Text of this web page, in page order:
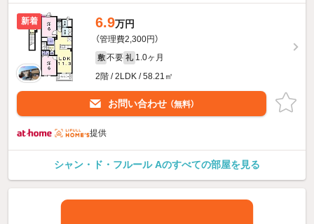
新着 6.9万円
（管理費2,300円）
敷 不要 礼 1.0ヶ月
2階 / 2LDK / 58.21㎡
お問い合わせ （無料）
提供
シャン・ド・フルール Aのすべての部屋を見る